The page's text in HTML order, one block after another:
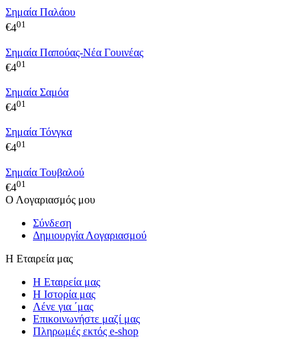
Σημαία Παλάου
€401
Σημαία Παπούας-Νέα Γουινέας
€401
Σημαία Σαμόα
€401
Σημαία Τόνγκα
€401
Σημαία Τουβαλού
€401
Ο Λογαριασμός μου
Σύνδεση
Δημιουργία Λογαριασμού
Η Εταιρεία μας
Η Εταιρεία μας
Η Ιστορία μας
Λένε για ΄μας
Επικοινωνήστε μαζί μας
Πληρωμές εκτός e-shop